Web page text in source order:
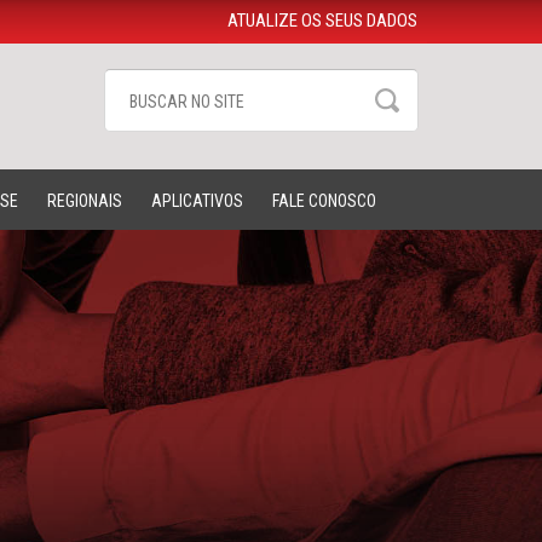
ATUALIZE OS SEUS DADOS
REGIONAIS APLICATIVOS FALE CONOSCO